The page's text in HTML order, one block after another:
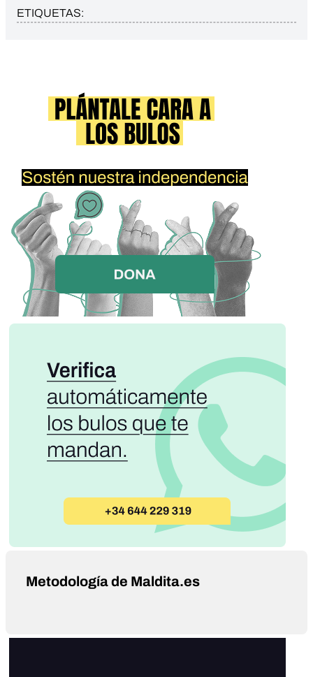
ETIQUETAS:
Metodología de Maldita.es